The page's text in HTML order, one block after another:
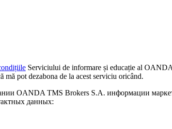
Serviciului de informare și educație al
mă pot dezabona de la acest serviciu oricând.
OANDA TMS Brokers S.A. информации
данных: